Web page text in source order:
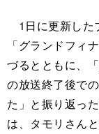
1日に更新した
「グランドフィ
づるとともに、
の放送終了後で
た」と振り返っ
は、タモリさん